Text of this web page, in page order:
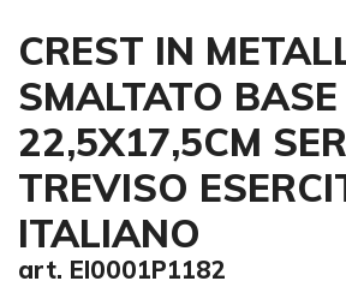
CREST IN
SMALTATO
22,5X17,5CM
TREVISO
ITALIANO
art. EI0001P1182